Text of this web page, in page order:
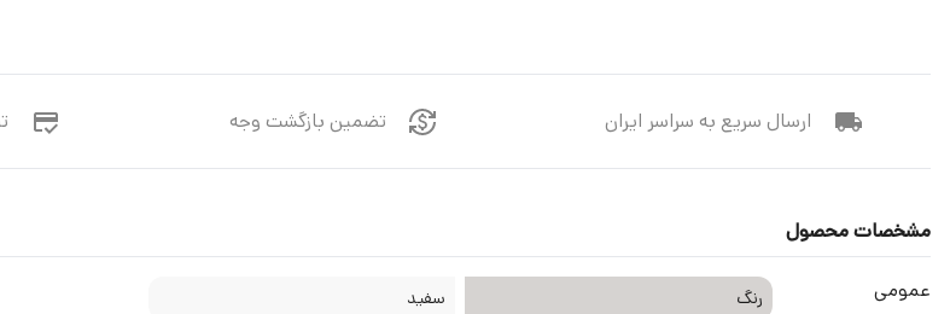
ارسال سریع به سراسر ایران تضمین بازگشت وجه
مشخصات محصول
عمومی رنگ سفید